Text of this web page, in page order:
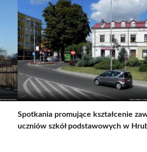
Spotkania promujące kształcenie
uczniów szkół podstawowych w